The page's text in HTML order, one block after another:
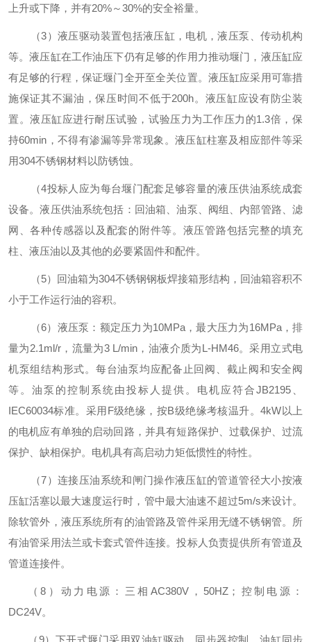
上升或下降，并有20%～30%的安全裕量。
（3）液压驱动装置包括液压缸，电机，液压泵、传动机构
等。液压缸在工作油压下仍有足够的作用力推动堰门，液压缸应
有足够的行程，保证堰门全开至全关位置。液压缸应采用可靠措
施保证其不漏油，保压时间不低于200h。液压缸应设有防尘装
置。液压缸应进行耐压试验，试验压力为工作压力的1.3倍，保
持60min，不得有渗漏等异常现象。液压缸柱塞及相应部件等采
用304不锈钢材料以防锈蚀。
（4投标人应为每台堰门配套足够容量的液压供油系统成套
设备。液压供油系统包括：回油箱、油泵、阀组、内部管路、滤
网、各种传感器以及配套的附件等。液压管路包括完整的填充
柱、液压油以及其他的必要紧固件和配件。
（5）回油箱为304不锈钢钢板焊接箱形结构，回油箱容积不
小于工作运行油的容积。
（6）液压泵：额定压力为10MPa，最大压力为16MPa，排
量为2.1ml/r，流量为3 L/min，油液介质为L-HM46。采用立式电
机泵组结构形式。每台油泵均应配备止回阀、截止阀和安全阀
等。油泵的控制系统由投标人提供。电机应符合JB2195、
IEC60034标准。采用F级绝缘，按B级绝缘考核温升。4kW以上
的电机应有单独的启动回路，并具有短路保护、过载保护、过流
保护、缺相保护。电机具有高启动力矩低惯性的特性。
（7）连接压油系统和闸门操作液压缸的管道管径大小按液
压缸活塞以最大速度运行时，管中最大油速不超过5m/s来设计。
除软管外，液压系统所有的油管路及管件采用无缝不锈钢管。所
有油管采用法兰或卡套式管件连接。投标人负责提供所有管道及
管道连接件。
（8）动力电源：三相AC380V，50HZ；控制电源：
DC24V。
（9）下开式堰门采用双油缸驱动， 同步器控制 。油缸同步